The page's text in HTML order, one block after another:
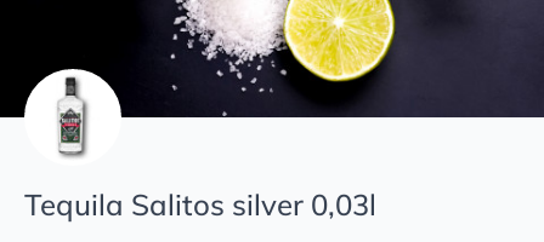
Tequila Salitos silver 0,03l